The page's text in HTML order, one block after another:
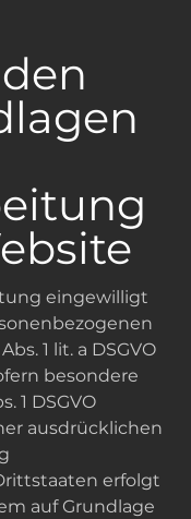
eingewilligt
1 lit. a DSGVO
besondere
1 DSGVO
ausdrücklichen
erfolgt
auf Grundlage